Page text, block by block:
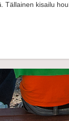
Tällainen kisailu